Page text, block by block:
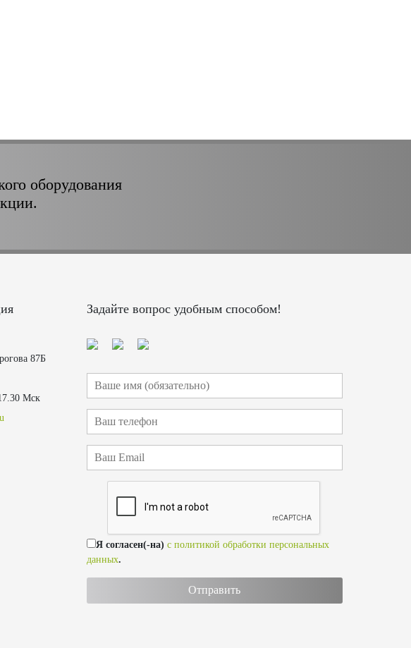
оборудования
87Б
Мск
Задайте вопрос удобным способом!
Я согласен(-на) с политикой обработки персональных
данных.